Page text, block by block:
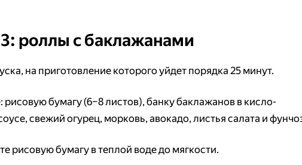
роллы с баклажанами
на приготовление которого уйдет порядка 25 минут.
рисовую бумагу (6–8 листов), банку баклажанов в кисло-
свежий огурец, морковь, авокадо, листья салата и
рисовую бумагу в теплой воде до мягкости.